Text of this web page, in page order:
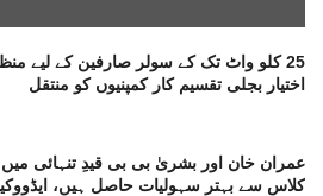
25 کلو واٹ تک کے سولر صارفین کے لیے
اختیار بجلی تقسیم کار کمپنیوں کو منتقل
عمران خان اور بشریٰ بی بی قیدِ تنہائی میں
کلاس سے بہتر سہولیات حاصل ہیں،